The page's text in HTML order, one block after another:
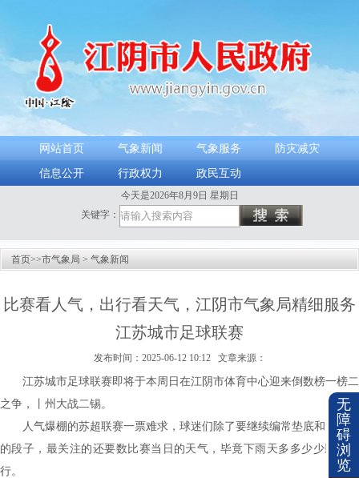
网站首页 气象新闻 气象服务 防灾减灾
信息公开 行政权力 政民互动
今天是2026年8月9日 星期日
关键字：
首页>>市气象局 > 气象新闻
比赛看人气，出行看天气，江阴市气象局精细服务
江苏城市足球联赛
发布时间：2025-06-12 10:12 文章来源：
江苏城市足球联赛即将于本周日在江阴市体育中心迎来倒数榜一榜二
之争，丨州大战二锡。
人气爆棚的苏超联赛一票难求，球迷们除了要继续编常垫底和无所谓
的段子，最关注的还要数比赛当日的天气，毕竟下雨天多多少少影响出
行。
无
障
碍
浏
览